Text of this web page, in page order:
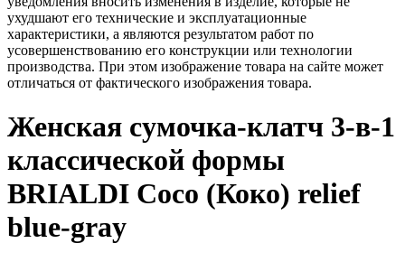
ухудшают его технические и эксплуатационные
характеристики, а являются результатом работ по
усовершенствованию его конструкции или технологии
производства. При этом изображение товара на сайте может
отличаться от фактического изображения товара.
Женская сумочка-клатч 3-в-1
классической формы
BRIALDI Coco (Коко) relief
blue-gray